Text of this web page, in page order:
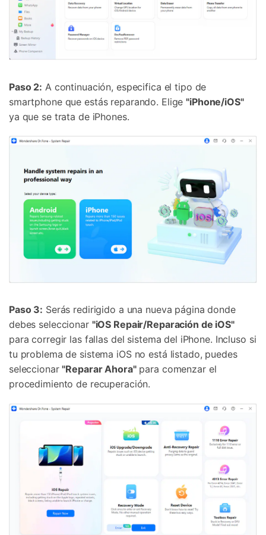
Paso 2: A continuación, especifica el tipo de
smartphone que estás reparando. Elige"iPhone/iOS"
ya que se trata de iPhones.
Paso 3: Serás redirigido a una nueva página donde
debes seleccionar "iOS Repair/Reparación de iOS"
para corregir las fallas del sistema del iPhone. Incluso si
tu problema de sistema iOS no está listado, puedes
seleccionar"Reparar Ahora"para comenzar el
procedimiento de recuperación.